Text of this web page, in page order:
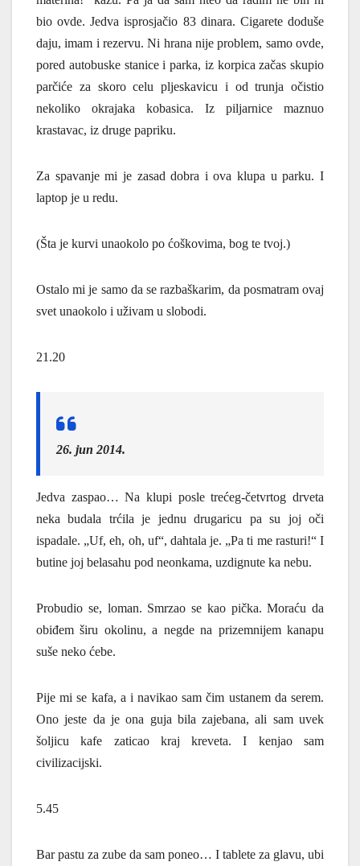
bio ovde. Jedva isprosjačio 83 dinara. Cigarete doduše
daju, imam i rezervu. Ni hrana nije problem, samo ovde,
pored autobuske stanice i parka, iz korpica začas skupio
parčiće za skoro celu pljeskavicu i od trunja očistio
nekoliko okrajaka kobasica. Iz piljarnice maznuo
krastavac, iz druge papriku.
Za spavanje mi je zasad dobra i ova klupa u parku. I
laptop je u redu.
(Šta je kurvi unaokolo po ćoškovima, bog te tvoj.)
Ostalo mi je samo da se razbaškarim, da posmatram ovaj
svet unaokolo i uživam u slobodi.
21.20
26. jun 2014.
Jedva zaspao… Na klupi posle trećeg-četvrtog drveta
neka budala trćila je jednu drugaricu pa su joj oči
ispadale. „Uf, eh, oh, uf“, dahtala je. „Pa ti me rasturi!“ I
butine joj belasahu pod neonkama, uzdignute ka nebu.
Probudio se, loman. Smrzao se kao pička. Moraću da
obiđem širu okolinu, a negde na prizemnijem kanapu
suše neko ćebe.
Pije mi se kafa, a i navikao sam čim ustanem da serem.
Ono jeste da je ona guja bila zajebana, ali sam uvek
šoljicu kafe zaticao kraj kreveta. I kenjao sam
civilizacijski.
5.45
Bar pastu za zube da sam poneo… I tablete za glavu, ubi